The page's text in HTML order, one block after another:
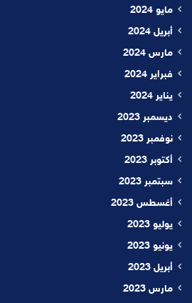
مايو 2024
أبريل 2024
مارس 2024
فبراير 2024
يناير 2024
ديسمبر 2023
نوفمبر 2023
أكتوبر 2023
سبتمبر 2023
أغسطس 2023
يوليو 2023
يونيو 2023
أبريل 2023
مارس 2023